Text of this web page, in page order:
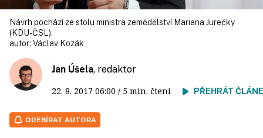
Návrh pochází ze stolu ministra zemědělství Mariana Jurečky
(KDU-ČSL).
autor: Václav Kozák
Jan Úšela, redaktor
22. 8. 2017 06:00 / 5 min. čtení PŘEHRÁT
ODEBÍRAT AUTORA